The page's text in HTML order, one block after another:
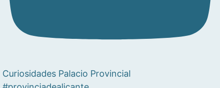
Curiosidades Palacio Provincial